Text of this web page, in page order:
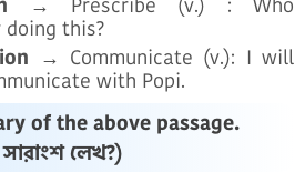
this?
→ Communicate (v.): I will
with Popi.
of the above passage.
লেখ?)